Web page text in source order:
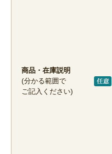
商品・在庫説明
(分かる範囲で
ご記入ください)